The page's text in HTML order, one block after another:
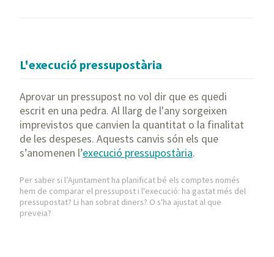
L'execució pressupostària
Aprovar un pressupost no vol dir que es quedi
escrit en una pedra. Al llarg de l'any sorgeixen
imprevistos que canvien la quantitat o la finalitat
de les despeses. Aquests canvis són els que
s’anomenen l’execució pressupostària.
Per saber si l’Ajuntament ha planificat bé els comptes només
hem de comparar el pressupost i l'execució: ha gastat més del
pressupostat? Li han sobrat diners? O s'ha ajustat al que
preveia?